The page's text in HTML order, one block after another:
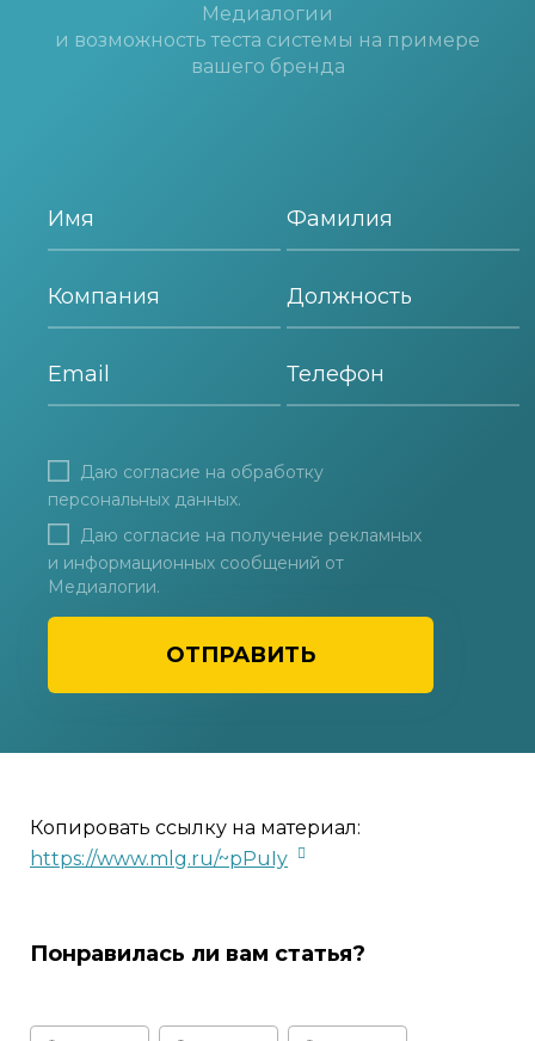
Медиалогии
и возможность теста системы на примере
вашего бренда
ОТПРАВИТЬ
Даю согласие на обработку
персональных данных.
Даю согласие на получение рекламных
и информационных сообщений от
Медиалогии.
Копировать ссылку на материал:
https://www.mlg.ru/~pPuIy
Понравилась ли вам статья?